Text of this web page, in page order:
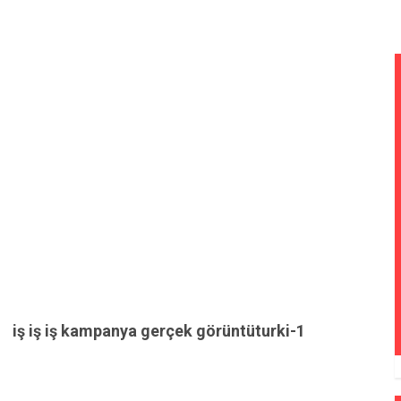
iş iş iş kampanya gerçek görüntüturki-1